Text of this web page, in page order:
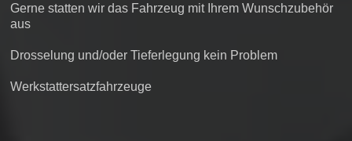
Gerne statten wir das Fahrzeug mit Ihrem Wunschzubehör
aus
Drosselung und/oder Tieferlegung kein Problem
Werkstattersatzfahrzeuge